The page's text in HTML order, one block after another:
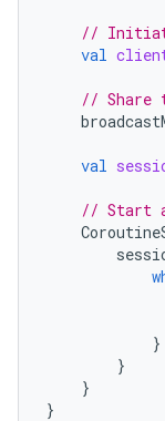
//
val
// Share
val
// Start
}
}
}
}